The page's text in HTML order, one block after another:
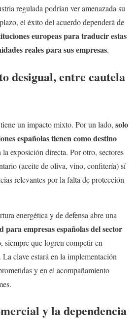
regulada podrían ver amenazada su
el éxito del acuerdo dependerá de
europeas para traducir estas
reales para sus empresas.
desigual, entre cautela
un impacto mixto. Por un lado, solo
españolas tienen como destino
la exposición directa. Por otro, sectores
(aceite de oliva, vino, confitería) sí
relevantes por la falta de protección
energética y de defensa abre una
empresas españolas del sector
, siempre que logren competir en
clave estará en la implementación
y en el acompañamiento
y la dependencia